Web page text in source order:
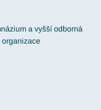
a vyšší odborná
organizace